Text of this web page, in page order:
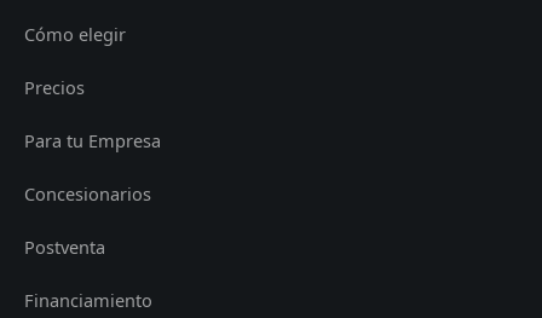
Cómo elegir
Precios
Para tu Empresa
Concesionarios
Postventa
Financiamiento